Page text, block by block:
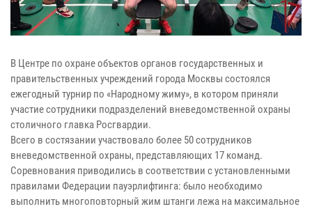
В Центре по охране объектов органов государственных и
правительственных учреждений города Москвы состоялся
ежегодный турнир по «Народному жиму», в котором приняли
участие сотрудники подразделений вневедомственной охраны
столичного главка Росгвардии.
Всего в состязании участвовало более 50 сотрудников
вневедомственной охраны, представляющих 17 команд.
Соревнования приводились в соответствии с установленными
правилами Федерации пауэрлифтинга: было необходимо
выполнить многоповторный жим штанги лежа на максимальное